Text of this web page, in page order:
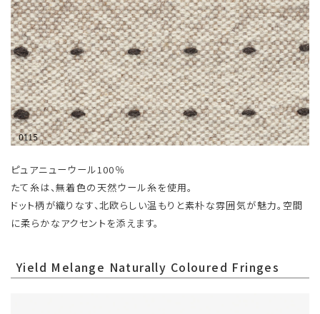
ピュアニューウール100％
たて糸は、無着色の天然ウール糸を使用。
ドット柄が織りなす、北欧らしい温もりと素朴な雰囲気が魅力。空間
に柔らかなアクセントを添えます。
Yield Melange Naturally Coloured Fringes